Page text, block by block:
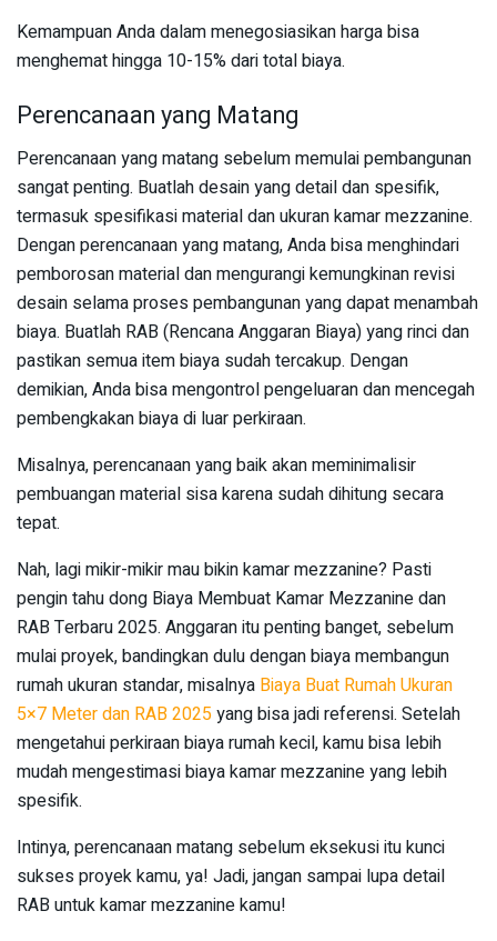
Kemampuan Anda dalam menegosiasikan harga bisa
menghemat hingga 10-15% dari total biaya.
Perencanaan yang Matang
Perencanaan yang matang sebelum memulai pembangunan
sangat penting. Buatlah desain yang detail dan spesifik,
termasuk spesifikasi material dan ukuran kamar mezzanine.
Dengan perencanaan yang matang, Anda bisa menghindari
pemborosan material dan mengurangi kemungkinan revisi
desain selama proses pembangunan yang dapat menambah
biaya. Buatlah RAB (Rencana Anggaran Biaya) yang rinci dan
pastikan semua item biaya sudah tercakup. Dengan
demikian, Anda bisa mengontrol pengeluaran dan mencegah
pembengkakan biaya di luar perkiraan.
Misalnya, perencanaan yang baik akan meminimalisir
pembuangan material sisa karena sudah dihitung secara
tepat.
Nah, lagi mikir-mikir mau bikin kamar mezzanine? Pasti
pengin tahu dong Biaya Membuat Kamar Mezzanine dan
RAB Terbaru 2025. Anggaran itu penting banget, sebelum
mulai proyek, bandingkan dulu dengan biaya membangun
rumah ukuran standar, misalnya Biaya Buat Rumah Ukuran
5×7 Meter dan RAB 2025yang bisa jadi referensi. Setelah
mengetahui perkiraan biaya rumah kecil, kamu bisa lebih
mudah mengestimasi biaya kamar mezzanine yang lebih
spesifik.
Intinya, perencanaan matang sebelum eksekusi itu kunci
sukses proyek kamu, ya! Jadi, jangan sampai lupa detail
RAB untuk kamar mezzanine kamu!